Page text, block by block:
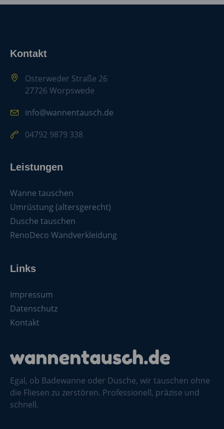
Kontakt
Osterweder Straße 26
27726 Worpswede
info@wannentausch.de
04792 9879 338
Leistungen
Wanne tauschen
Umrüstung (altersgerecht)
Dusche tauschen
RenoDeco Wandverkleidung
Links
Impressum
Datenschutz
Kontakt
Egal, ob Badewanne oder Dusche, wir tauschen ohne
die Fliesen zu zerstören. Professionell, präzise und
schnell.